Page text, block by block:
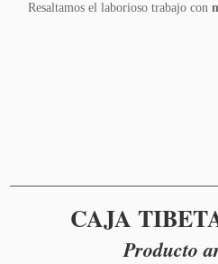
Resaltamos el laborioso trabajo con
CAJA
Producto